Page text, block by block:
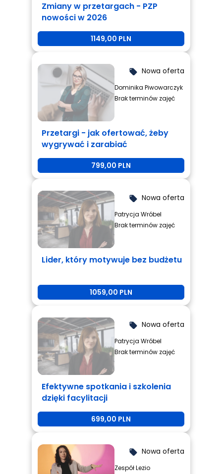
Zmiany w przetargach - PZP
nowości w 2026
1149,00 PLN
local_offer Nowa oferta
Dominika Piwowarczyk
Brak terminów zajęć
Przetargi - jak ofertować, żeby
wygrywać i zarabiać
799,00 PLN
local_offer Nowa oferta
Patrycja Wróbel
Brak terminów zajęć
Lider, który motywuje bez budżetu
1059,00 PLN
local_offer Nowa oferta
Patrycja Wróbel
Brak terminów zajęć
Efektywne spotkania i szkolenia
dzięki facylitacji
699,00 PLN
local_offer Nowa oferta
Zespół Lezio